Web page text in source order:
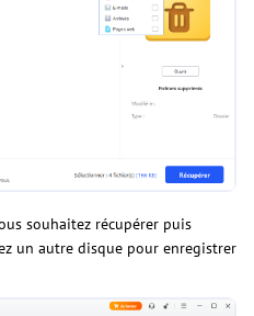
souhaitez récupérer puis
un autre disque pour enregistrer